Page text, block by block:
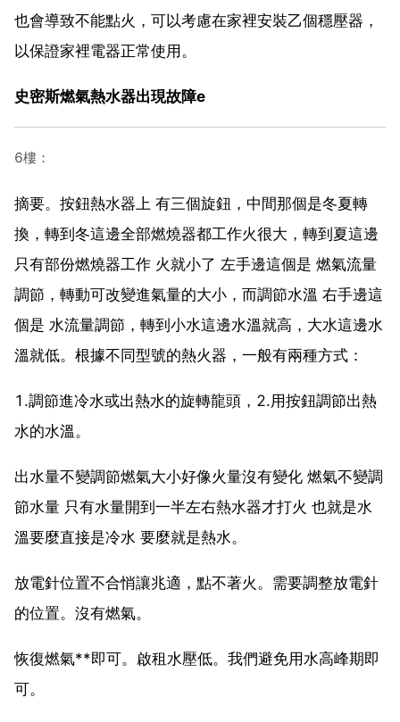
也會導致不能點火，可以考慮在家裡安裝乙個穩壓器，
以保證家裡電器正常使用。
史密斯燃氣熱水器出現故障e
6樓：
摘要。按鈕熱水器上 有三個旋鈕，中間那個是冬夏轉
換，轉到冬這邊全部燃燒器都工作火很大，轉到夏這邊
只有部份燃燒器工作 火就小了 左手邊這個是 燃氣流量
調節，轉動可改變進氣量的大小，而調節水溫 右手邊這
個是 水流量調節，轉到小水這邊水溫就高，大水這邊水
溫就低。根據不同型號的熱火器，一般有兩種方式：
1.調節進冷水或出熱水的旋轉龍頭，2.用按鈕調節出熱
水的水溫。
出水量不變調節燃氣大小好像火量沒有變化 燃氣不變調
節水量 只有水量開到一半左右熱水器才打火 也就是水
溫要麼直接是冷水 要麼就是熱水。
放電針位置不合悄讓兆適，點不著火。需要調整放電針
的位置。沒有燃氣。
恢復燃氣**即可。啟租水壓低。我們避免用水高峰期即
可。